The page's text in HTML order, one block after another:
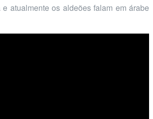
atualmente os aldeões falam em árabe